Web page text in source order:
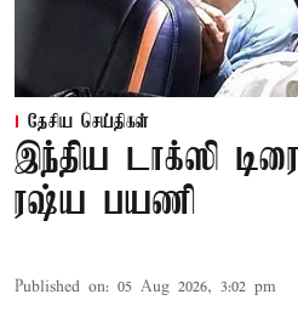
தேசிய செய்திகள்
இந்திய டாக்ஸி
ரஷ்ய பயணி
Published on: 05 Aug 2026, 3:02 pm